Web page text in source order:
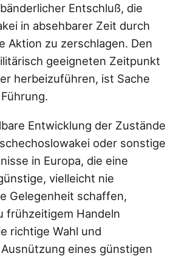
Entschluß, die
in absehbarer Zeit durch
Aktion zu zerschlagen. Den
geeigneten Zeitpunkt
herbeizuführen, ist Sache
Entwicklung der Zustände
oder sonstige
in Europa, die eine
vielleicht nie
Gelegenheit schaffen,
frühzeitigem Handeln
richtige Wahl und
eines günstigen